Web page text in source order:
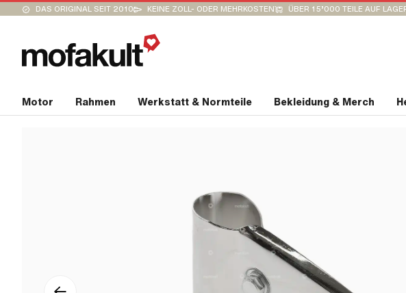
DAS ORIGINAL SEIT 2010 KEINE ZOLL- ODER MEHRKOSTEN ÜBER 15’000 TEILE AUF
Motor Rahmen Werkstatt & Normteile Bekleidung & Merch